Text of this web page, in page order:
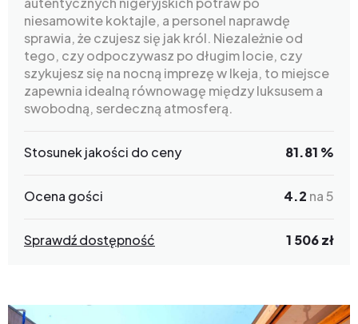
niesamowite koktajle, a personel naprawdę
sprawia, że czujesz się jak król. Niezależnie od
tego, czy odpoczywasz po długim locie, czy
szykujesz się na nocną imprezę w Ikeja, to miejsce
zapewnia idealną równowagę między luksusem a
swobodną, serdeczną atmosferą.
Stosunek jakości do ceny 81.81 %
Ocena gości 4.2 na 5
Sprawdź dostępność 1 506 zł